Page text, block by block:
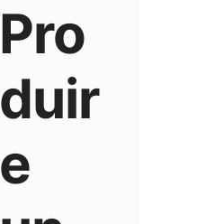
Pro
duir
e